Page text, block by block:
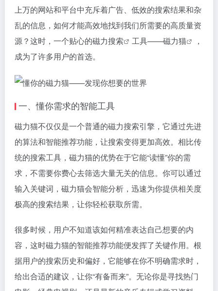
上万的网站和平台中充斥着广告、低效的搜索结果和杂
乱的信息，如何才能高效地找到我们所需要的高质量资
源？这时，一个贴心的磁力搜索 工具——磁力猫
，
成为了许多用户的首选。
一、懂你需求的智能工具
磁力猫不仅仅是一个普通的磁力搜索引擎 ，它通过先进
的算法和智能推荐功能，让搜索变得更加高效。相比传
统的搜索工具， 磁力猫的优势在于它能“读懂”你的需
求，不需要你费心去筛选大量无关的信息。你可以通过
输入关键词， 磁力猫会智能分析，迅速为你提供相关度
极高的搜索结果，让你轻松获取所需。
很多时候，用户不知道该如何精准表达自己想要的内
容，这时磁力猫的智能推荐功能便发挥了关键作用。根
据用户的搜索历史和偏好，它能够在你不明确需求时，
给出合适的建议，让你“有备而来”。无论你是寻找热门